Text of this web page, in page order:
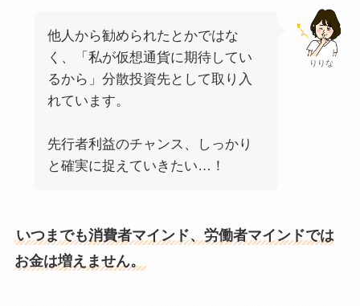
りりな
他人から勧められたとかではな
く、「私が仮想通貨に期待してい
るから」分散投資先として取り入
れています。
先行者利益のチャンス、しっかり
と確実に捉えていきたい…！
いつまでも消費者マインド、労働者マインドでは
お金は増えません。